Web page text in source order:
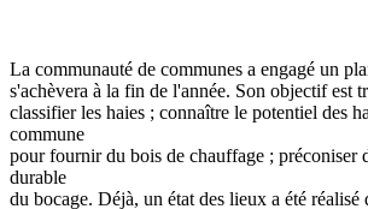
La communauté de communes a engagé un
s'achèvera à la fin de l'année. Son objectif est
classifier les haies ; connaître le potentiel des
commune
pour fournir du bois de chauffage ; préconiser
durable
du bocage. Déjà, un état des lieux a été